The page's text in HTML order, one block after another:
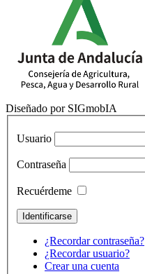
Diseñado por SIGmobIA
Usuario
Contraseña
Recuérdeme
¿Recordar contraseña?
¿Recordar usuario?
Crear una cuenta